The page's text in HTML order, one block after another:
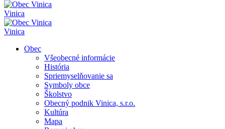
Vinica
Vinica
Obec
Všeobecné informácie
História
Spriemyselňovanie sa
Symboly obce
Školstvo
Obecný podnik Vinica, s.r.o.
Kultúra
Mapa